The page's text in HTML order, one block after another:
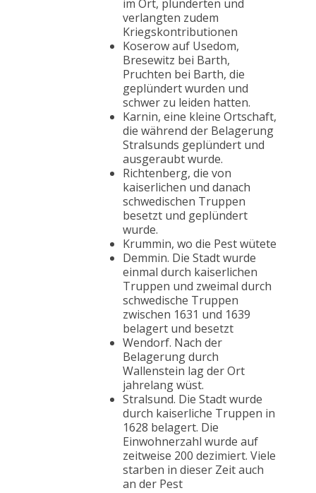
im Ort, plünderten und
verlangten zudem
Kriegskontributionen
Koserow auf Usedom,
Bresewitz bei Barth,
Pruchten bei Barth, die
geplündert wurden und
schwer zu leiden hatten.
Karnin, eine kleine Ortschaft,
die während der Belagerung
Stralsunds geplündert und
ausgeraubt wurde.
Richtenberg, die von
kaiserlichen und danach
schwedischen Truppen
besetzt und geplündert
wurde.
Krummin, wo die Pest wütete
Demmin. Die Stadt wurde
einmal durch kaiserlichen
Truppen und zweimal durch
schwedische Truppen
zwischen 1631 und 1639
belagert und besetzt
Wendorf. Nach der
Belagerung durch
Wallenstein lag der Ort
jahrelang wüst.
Stralsund. Die Stadt wurde
durch kaiserliche Truppen in
1628 belagert. Die
Einwohnerzahl wurde auf
zeitweise 200 dezimiert. Viele
starben in dieser Zeit auch
an der Pest